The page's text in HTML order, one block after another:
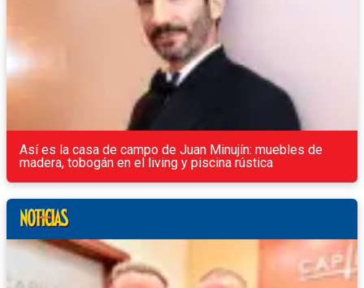
Así es la casa de campo de Juan Minujín: muebles de
madera, tobogán en el living y piscina rústica